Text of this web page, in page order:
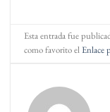
Esta entrada fue
como favorito elEnlace